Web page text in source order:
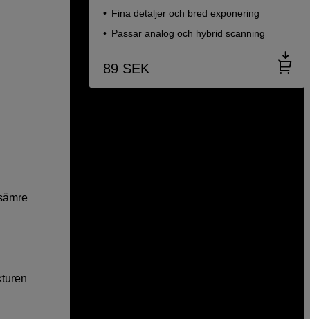
Fina detaljer och bred exponering
Passar analog och hybrid scanning
89 SEK